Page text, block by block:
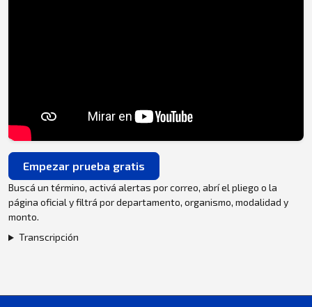
Empezar prueba gratis
Buscá un término, activá alertas por correo, abrí el pliego o la
página oficial y filtrá por departamento, organismo, modalidad y
monto.
Transcripción